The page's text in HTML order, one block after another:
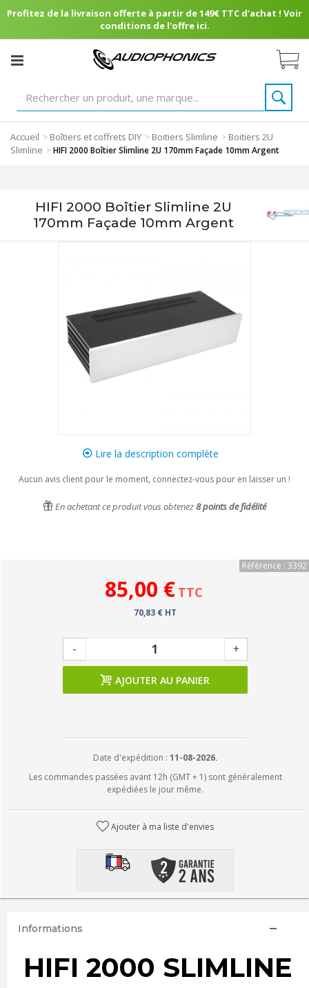
Profitez de la livraison offerte à partir de 149€ TTC d'achat ! Voir
conditions de l'offre ici.
Accueil > Boîtiers et coffrets DIY > Boitiers Slimline > Boitiers 2U
Slimline >HIFI 2000 Boîtier Slimline 2U 170mm Façade 10mm Argent
HIFI 2000 Boîtier Slimline 2U
170mm Façade 10mm Argent
Lire la description complète
Aucun avis client pour le moment, connectez-vous pour en laisser un !
En achetant ce produit vous obtenez8points de fidélité
Référence : 3392
85,00 € TTC
70,83 € HT
- +
AJOUTER AU PANIER
Date d'expédition : 11-08-2026.
Les commandes passées avant 12h (GMT + 1) sont généralement
expédiées le jour même.
Ajouter à ma liste d'envies
Informations
HIFI 2000 SLIMLINE